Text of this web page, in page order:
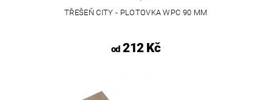
TŘEŠEŇ CITY - PLOTOVKA WPC 90 MM
od212 Kč